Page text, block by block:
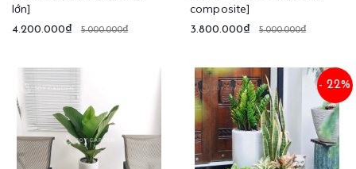
lớn]
4.200.000₫ 5.000.000₫
composite]
3.800.000₫ 5.000.000₫
- 22%